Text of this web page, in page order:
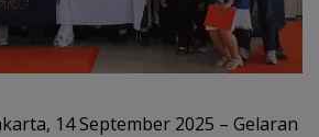
14 September 2025 – Gelaran